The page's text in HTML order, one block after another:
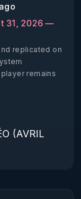
31, 2026 —
replicated on
remains
(AVRIL